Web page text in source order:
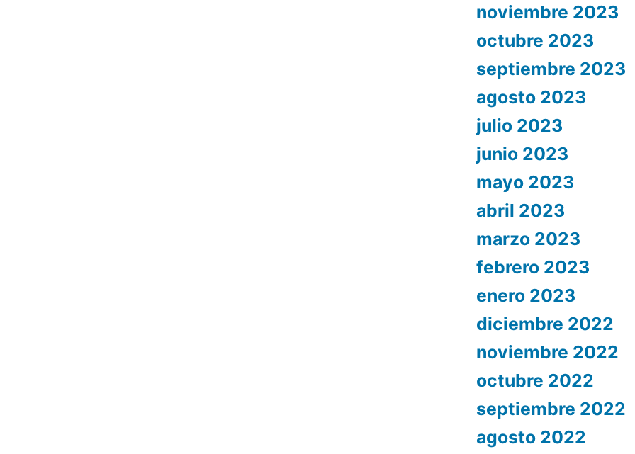
noviembre 2023
octubre 2023
septiembre 2023
agosto 2023
julio 2023
junio 2023
mayo 2023
abril 2023
marzo 2023
febrero 2023
enero 2023
diciembre 2022
noviembre 2022
octubre 2022
septiembre 2022
agosto 2022